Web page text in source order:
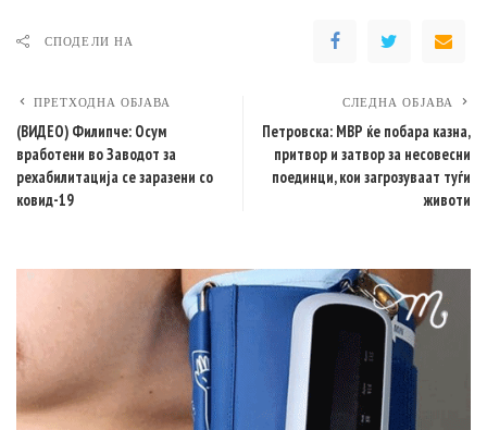
СПОДЕЛИ НА
ПРЕТХОДНА ОБЈАВА
(ВИДЕО) Филипче: Осум
вработени во Заводот за
рехабилитација се заразени со
ковид-19
СЛЕДНА ОБЈАВА
Петровска: МВР ќе побара казна,
притвор и затвор за несовесни
поединци, кои загрозуваат туѓи
животи